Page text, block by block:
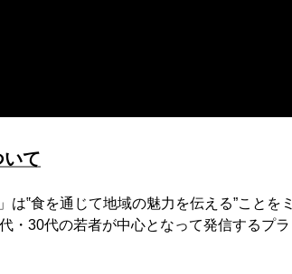
て
‟食を通じて地域の魅力を伝える”ことをミ
・30代の若者が中心となって発信するプラ